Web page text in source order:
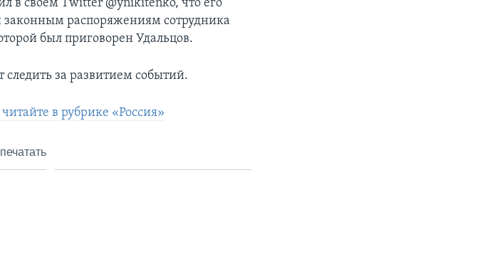
в своем Twitter @ynikitenko, что его
распоряжениям сотрудника
был приговорен Удальцов.
следить за развитием событий.
в рубрике «Россия»